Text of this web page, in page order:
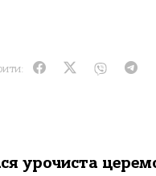
урочиста